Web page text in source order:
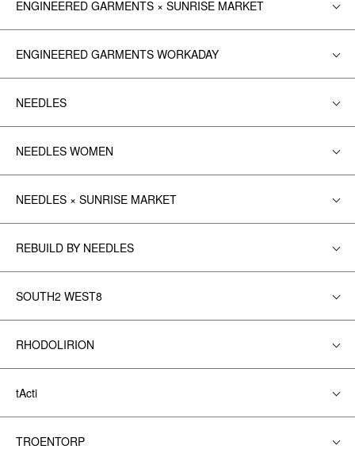
ENGINEERED GARMENTS × SUNRISE MARKET
ENGINEERED GARMENTS WORKADAY
NEEDLES
NEEDLES WOMEN
NEEDLES × SUNRISE MARKET
REBUILD BY NEEDLES
SOUTH2 WEST8
RHODOLIRION
tActi
TROENTORP